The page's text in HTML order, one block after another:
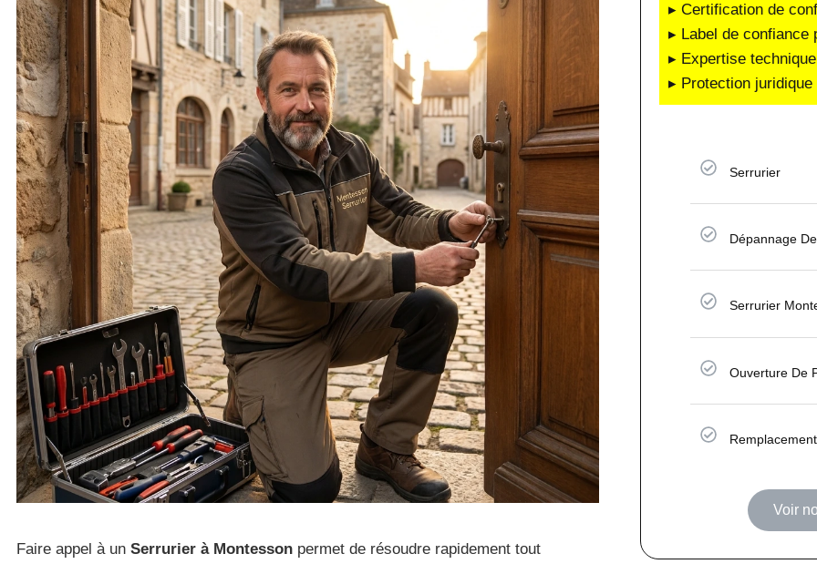
Faire appel à un Serrurier à Montesson permet de résoudre rapidement tout
▸ Certification de
▸ Label de confiance
▸ Expertise
▸ Protection
Serrurier
Dépannage
Serrurier
Ouverture De
Voir